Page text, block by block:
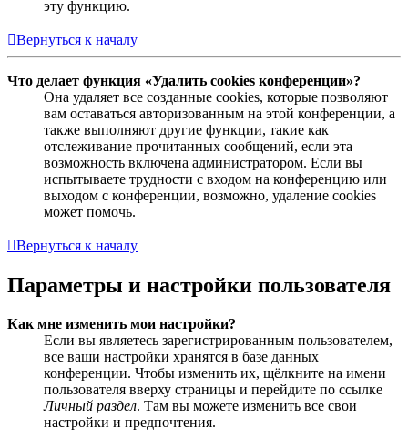
эту функцию.
Вернуться к началу
Что делает функция «Удалить cookies конференции»?
Она удаляет все созданные cookies, которые позволяют
вам оставаться авторизованным на этой конференции, а
также выполняют другие функции, такие как
отслеживание прочитанных сообщений, если эта
возможность включена администратором. Если вы
испытываете трудности с входом на конференцию или
выходом с конференции, возможно, удаление cookies
может помочь.
Вернуться к началу
Параметры и настройки пользователя
Как мне изменить мои настройки?
Если вы являетесь зарегистрированным пользователем,
все ваши настройки хранятся в базе данных
конференции. Чтобы изменить их, щёлкните на имени
пользователя вверху страницы и перейдите по ссылке
Личный раздел. Там вы можете изменить все свои
настройки и предпочтения.